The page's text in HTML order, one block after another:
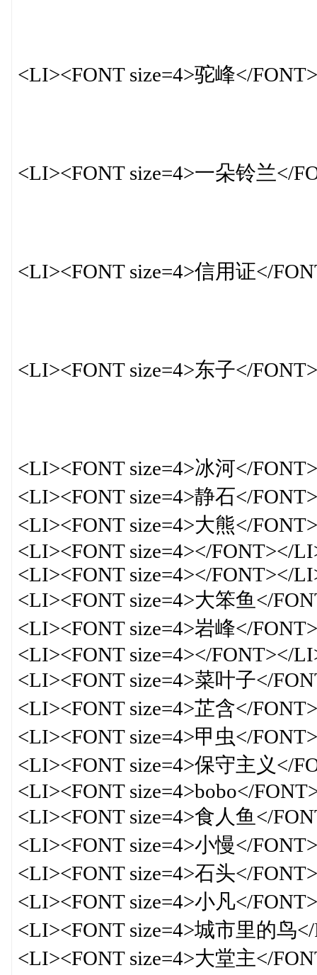
<LI><FONT size=4>驼峰</FONT>
<LI><FONT size=4>一朵铃兰</
<LI><FONT size=4>信用证</
<LI><FONT size=4>东子</FONT>
<LI><FONT size=4>冰河</
<LI><FONT size=4>静石</
<LI><FONT size=4>大熊</
<LI><FONT size=4></FONT></
<LI><FONT size=4></FONT></
<LI><FONT size=4>大笨鱼</
<LI><FONT size=4>岩峰</
<LI><FONT size=4></FONT></
<LI><FONT size=4>菜叶子</
<LI><FONT size=4>芷含</
<LI><FONT size=4>甲虫</
<LI><FONT size=4>保守主义</
<LI><FONT size=4>bobo</
<LI><FONT size=4>食人鱼</
<LI><FONT size=4>小慢</
<LI><FONT size=4>石头</
<LI><FONT size=4>小凡</
<LI><FONT size=4>城市里的鸟
<LI><FONT size=4>大堂主</